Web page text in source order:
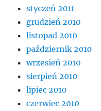
styczeń 2011
grudzień 2010
listopad 2010
październik 2010
wrzesień 2010
sierpień 2010
lipiec 2010
czerwiec 2010